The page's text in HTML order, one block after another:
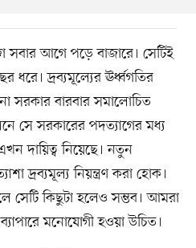
সবার আগে পড়ে বাজারে। সেটিই
দ্রব্যমূল্যের ঊর্ধ্বগতির
সরকার বারবার সমালোচিত
সে সরকারের পদত্যাগের মধ্য
দায়িত্ব নিয়েছে। নতুন
দ্রব্যমূল্য নিয়ন্ত্রণ করা হোক।
সেটি কিছুটা হলেও সম্ভব। আমরা
মনোযোগী হওয়া উচিত।